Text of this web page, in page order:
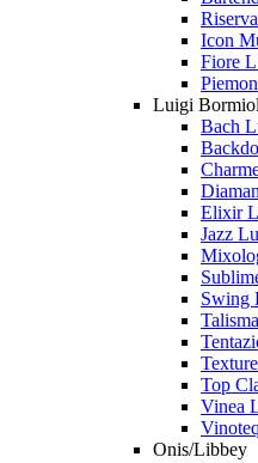
Icon
Fiore
Luigi
Bach
Elixir
Jazz
Swing
Top
Vinea
Onis/Libbey